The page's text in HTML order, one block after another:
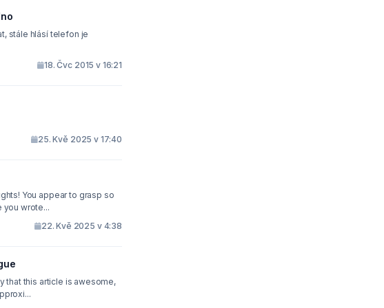
stále hlásí telefon je
18. Čvc 2015 v 16:21
25. Kvě 2025 v 17:40
You appear to grasp so
you wrote...
22. Kvě 2025 v 4:38
that this article is awesome,